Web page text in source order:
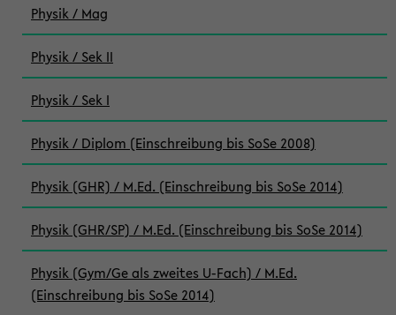
Physik / Mag
Physik / Sek II
Physik / Sek I
Physik / Diplom (Einschreibung bis SoSe 2008)
Physik (GHR) / M.Ed. (Einschreibung bis SoSe 2014)
Physik (GHR/SP) / M.Ed. (Einschreibung bis SoSe 2014)
Physik (Gym/Ge als zweites U-Fach) / M.Ed.
(Einschreibung bis SoSe 2014)